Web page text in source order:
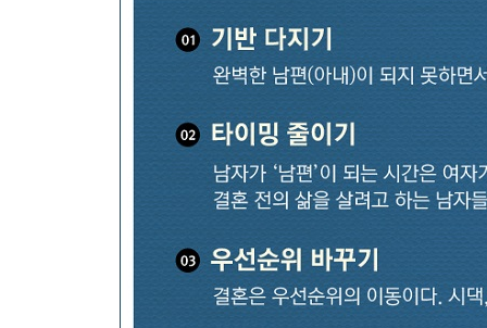
감정의 과학-사랑이라는 치료약
Part 6 부부가 살아나면 가정이 살아난다
부부가 변하면 가족이 살아난다
누구를 위한 가화만사성인가
가정을 불행하게 만든 지침들
감정의 과학-비난과 회피의 과학